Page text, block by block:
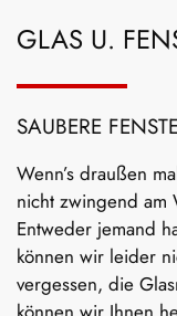
GLAS U.
SAUBERE
Wenn’s draußen
nicht zwingend am
Entweder jemand
können wir leider
vergessen, die